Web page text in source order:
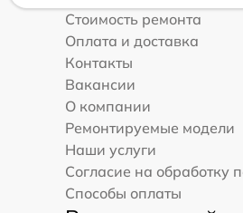
Стоимость ремонта
Оплата и доставка
Контакты
Вакансии
О компании
Ремонтируемые модели
Наши услуги
Согласие на обработку
Способы оплаты